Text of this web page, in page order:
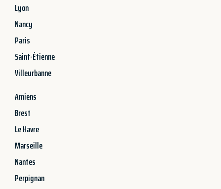
Lyon
Nancy
Paris
Saint-Étienne
Villeurbanne
Amiens
Brest
Le Havre
Marseille
Nantes
Perpignan